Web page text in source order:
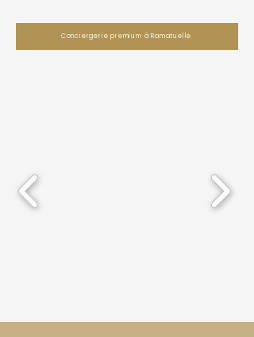
Conciergerie premium à Ramatuelle